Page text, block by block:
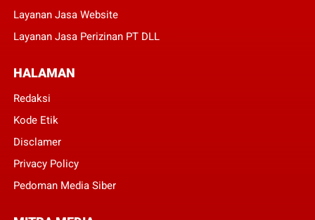
Layanan Jasa Website
Layanan Jasa Perizinan PT DLL
HALAMAN
Redaksi
Kode Etik
Disclamer
Privacy Policy
Pedoman Media Siber